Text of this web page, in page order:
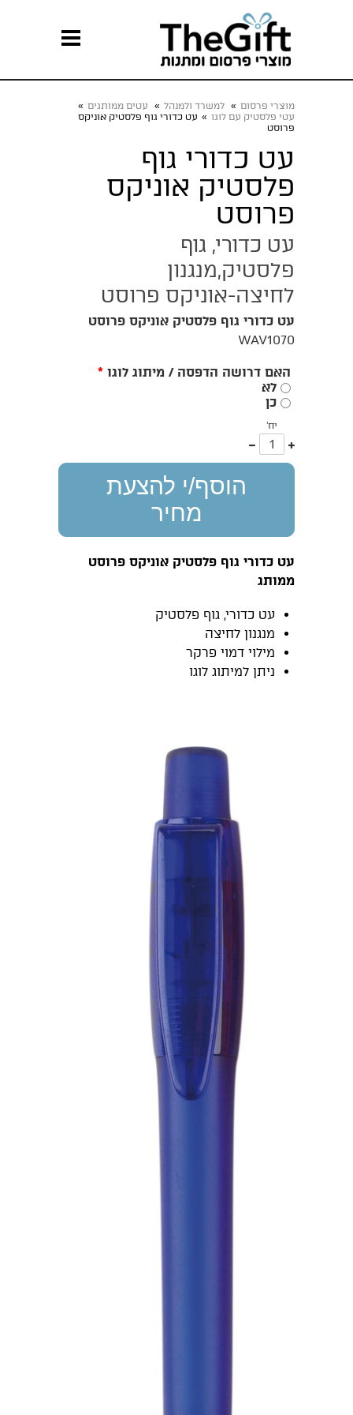
מוצרי פרסום » למשרד ולמנהל » עטים ממותגים »
עטי פלסטיק עם לוגו » עט כדורי גוף פלסטיק אוניקס
פרוסט
עט כדורי גוף
פלסטיק אוניקס
פרוסט
עט כדורי, גוף
פלסטיק,מנגנון
לחיצה-אוניקס פרוסט
עט כדורי גוף פלסטיק אוניקס פרוסט
WAV1070
האם דרושה הדפסה / מיתוג לוגו *
לא
כן
יח'
עוד
אחד
הוסף/י להצעת
מחיר
עט כדורי גוף פלסטיק אוניקס פרוסט
ממותג
עט כדורי, גוף פלסטיק
מנגנון לחיצה
מילוי דמוי פרקר
ניתן למיתוג לוגו